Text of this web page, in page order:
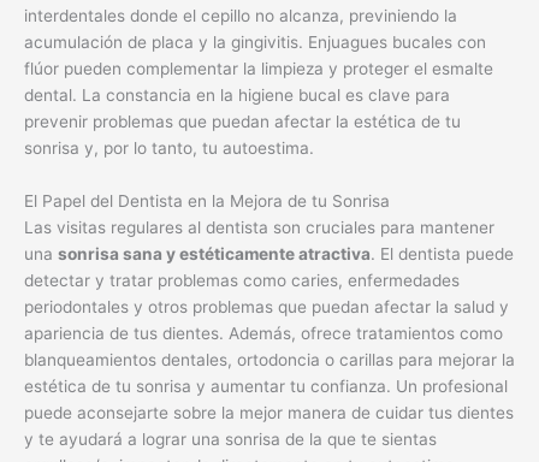
interdentales donde el cepillo no alcanza, previniendo la
acumulación de placa y la gingivitis. Enjuagues bucales con
flúor pueden complementar la limpieza y proteger el esmalte
dental. La constancia en la higiene bucal es clave para
prevenir problemas que puedan afectar la estética de tu
sonrisa y, por lo tanto, tu autoestima.
El Papel del Dentista en la Mejora de tu Sonrisa
Las visitas regulares al dentista son cruciales para mantener
una sonrisa sana y estéticamente atractiva. El dentista puede
detectar y tratar problemas como caries, enfermedades
periodontales y otros problemas que puedan afectar la salud y
apariencia de tus dientes. Además, ofrece tratamientos como
blanqueamientos dentales, ortodoncia o carillas para mejorar la
estética de tu sonrisa y aumentar tu confianza. Un profesional
puede aconsejarte sobre la mejor manera de cuidar tus dientes
y te ayudará a lograr una sonrisa de la que te sientas